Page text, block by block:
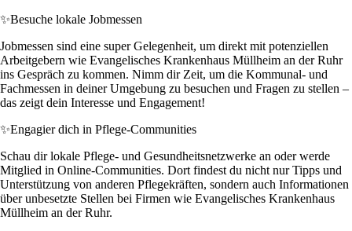
✨Besuche lokale Jobmessen
Jobmessen sind eine super Gelegenheit, um direkt mit potenziellen
Arbeitgebern wie Evangelisches Krankenhaus Müllheim an der Ruhr
ins Gespräch zu kommen. Nimm dir Zeit, um die Kommunal- und
Fachmessen in deiner Umgebung zu besuchen und Fragen zu stellen –
das zeigt dein Interesse und Engagement!
✨Engagier dich in Pflege-Communities
Schau dir lokale Pflege- und Gesundheitsnetzwerke an oder werde
Mitglied in Online-Communities. Dort findest du nicht nur Tipps und
Unterstützung von anderen Pflegekräften, sondern auch Informationen
über unbesetzte Stellen bei Firmen wie Evangelisches Krankenhaus
Müllheim an der Ruhr.